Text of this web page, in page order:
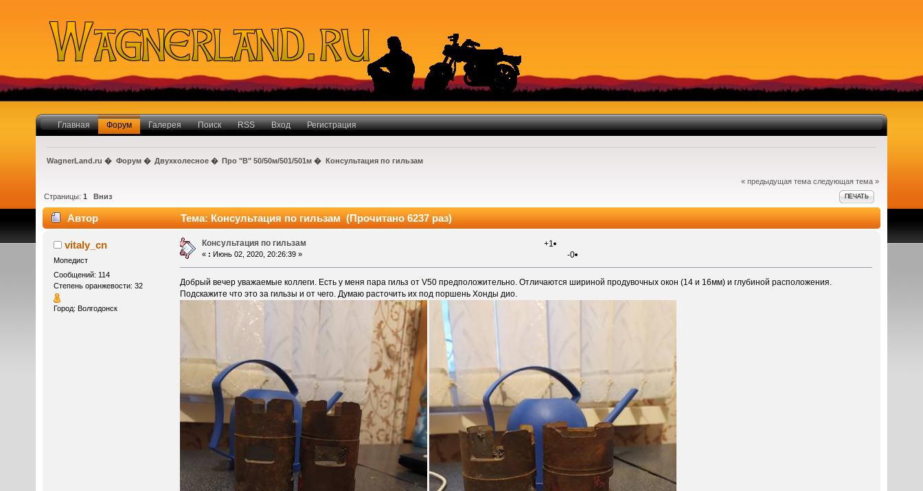
Главная Форум Галерея Поиск RSS Вход Регистрация
WagnerLand.ru � Форум� Двухколесное� Про "В" 50/50м/501/501м � Консультация по гильзам
« предыдущая тема следующая тема »
ПЕЧАТЬ
Страницы:1 Вниз
Автор Тема: Консультация по гильзам (Прочитано 6237 раз)
vitaly_cn
Мопедист
Сообщений: 114
Степень оранжевости: 32
Город: Волгодонск
Консультация по гильзам
« : Июнь 02, 2020, 20:26:39 »
+1
-0
Добрый вечер уважаемые коллеги. Есть у меня пара гильз от V50 предположительно. Отличаются шириной продувочных окон (14 и 16мм) и глубиной расположения.
Подскажите что это за гильзы и от чего. Думаю расточить их под поршень Хонды дио.